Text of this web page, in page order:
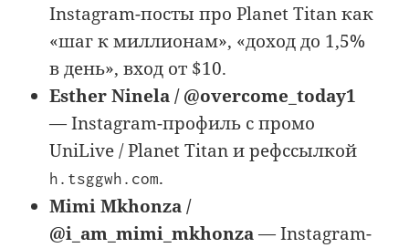
Instagram-посты про Planet Titan как
«шаг к миллионам», «доход до 1,5%
в день», вход от $10.
Esther Ninela / @overcome_today1
— Instagram-профиль с промо
UniLive / Planet Titan и рефссылкой
h.tsggwh.com.
Mimi Mkhonza /
@i_am_mimi_mkhonza— Instagram-